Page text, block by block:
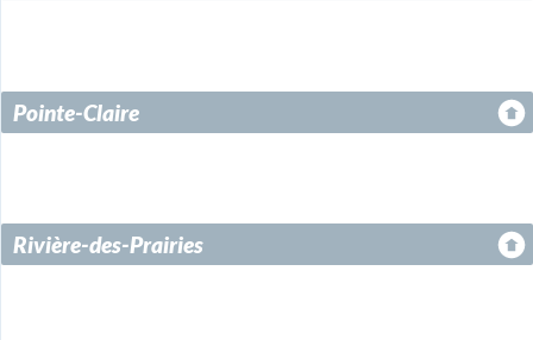
Pointe-Claire
Rivière-des-Prairies